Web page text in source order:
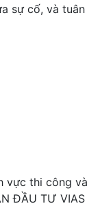
sự cố, và tuân
vực thi công và
ĐẦU TƯ VIAS